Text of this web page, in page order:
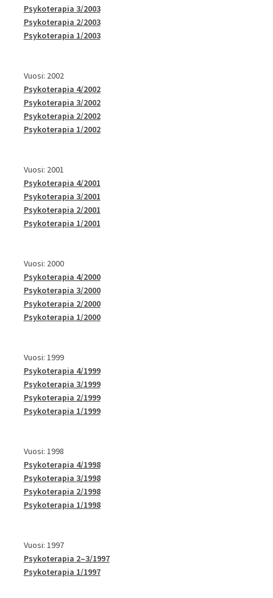
Psykoterapia 3/2003
Psykoterapia 2/2003
Psykoterapia 1/2003
Vuosi: 2002
Psykoterapia 4/2002
Psykoterapia 3/2002
Psykoterapia 2/2002
Psykoterapia 1/2002
Vuosi: 2001
Psykoterapia 4/2001
Psykoterapia 3/2001
Psykoterapia 2/2001
Psykoterapia 1/2001
Vuosi: 2000
Psykoterapia 4/2000
Psykoterapia 3/2000
Psykoterapia 2/2000
Psykoterapia 1/2000
Vuosi: 1999
Psykoterapia 4/1999
Psykoterapia 3/1999
Psykoterapia 2/1999
Psykoterapia 1/1999
Vuosi: 1998
Psykoterapia 4/1998
Psykoterapia 3/1998
Psykoterapia 2/1998
Psykoterapia 1/1998
Vuosi: 1997
Psykoterapia 2–3/1997
Psykoterapia 1/1997